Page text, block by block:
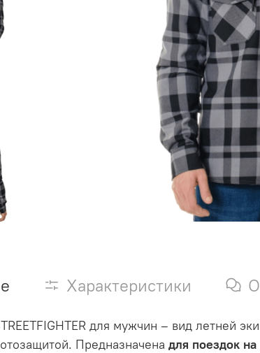
Характеристики
для мужчин – вид летней
Предназначена для поездок